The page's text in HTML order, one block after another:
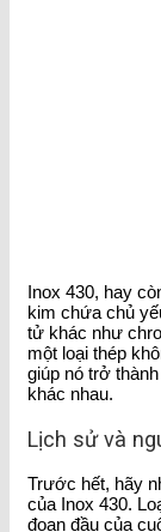
Inox 430, hay
kim chứa chủ
tử khác như
một loại thép
giúp nó trở
khác nhau.
Lịch sử và
Trước hết, hãy
của Inox 430.
đoạn đầu của